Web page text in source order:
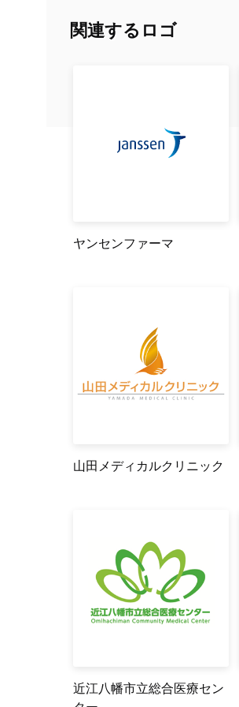
関連するロゴ
ヤンセンファーマ
山田メディカルクリニック
近江八幡市立総合医療セン